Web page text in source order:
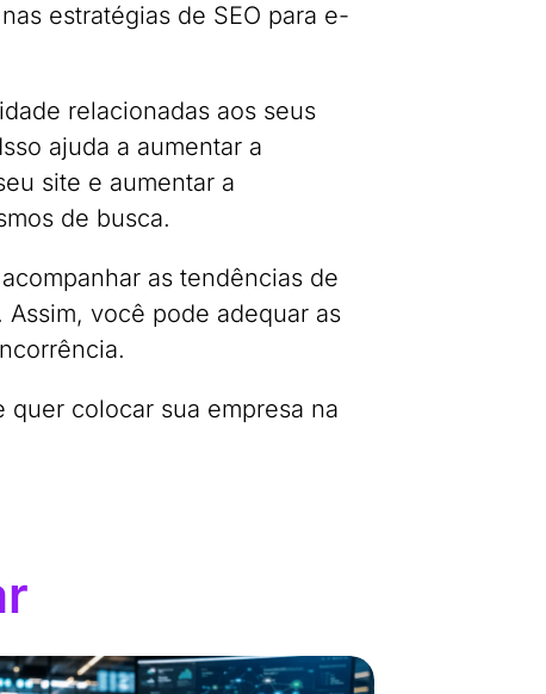
estratégias de SEO para e-
relacionadas aos seus
ajuda a aumentar a
site e aumentar a
de busca.
as tendências de
você pode adequar as
quer colocar sua empresa na